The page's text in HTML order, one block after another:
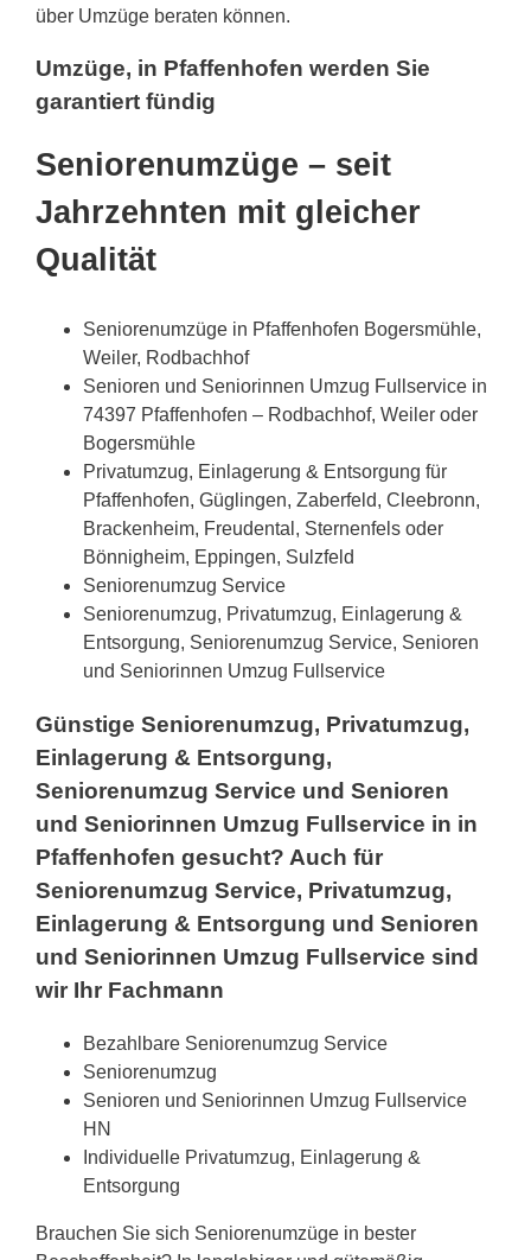
über Umzüge beraten können.
Umzüge, in Pfaffenhofen werden Sie
garantiert fündig
Seniorenumzüge – seit
Jahrzehnten mit gleicher
Qualität
Seniorenumzüge in Pfaffenhofen Bogersmühle,
Weiler, Rodbachhof
Senioren und Seniorinnen Umzug Fullservice in
74397 Pfaffenhofen – Rodbachhof, Weiler oder
Bogersmühle
Privatumzug, Einlagerung & Entsorgung für
Pfaffenhofen, Güglingen, Zaberfeld, Cleebronn,
Brackenheim, Freudental, Sternenfels oder
Bönnigheim, Eppingen, Sulzfeld
Seniorenumzug Service
Seniorenumzug, Privatumzug, Einlagerung &
Entsorgung, Seniorenumzug Service, Senioren
und Seniorinnen Umzug Fullservice
Günstige Seniorenumzug, Privatumzug,
Einlagerung & Entsorgung,
Seniorenumzug Service und Senioren
und Seniorinnen Umzug Fullservice in in
Pfaffenhofen gesucht? Auch für
Seniorenumzug Service, Privatumzug,
Einlagerung & Entsorgung und Senioren
und Seniorinnen Umzug Fullservice sind
wir Ihr Fachmann
Bezahlbare Seniorenumzug Service
Seniorenumzug
Senioren und Seniorinnen Umzug Fullservice
HN
Individuelle Privatumzug, Einlagerung &
Entsorgung
Brauchen Sie sich Seniorenumzüge in bester